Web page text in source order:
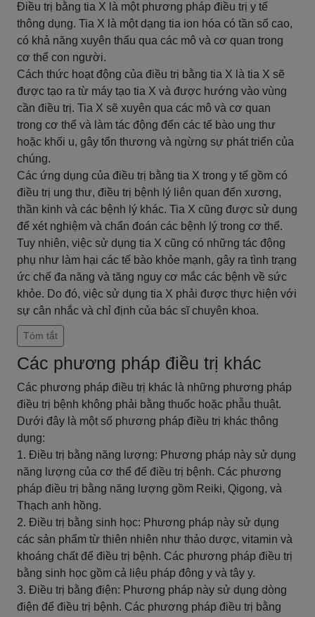
Điều trị bằng tia X là một phương pháp điều trị y tế
thông dụng. Tia X là một dạng tia ion hóa có tần số cao,
có khả năng xuyên thấu qua các mô và cơ quan trong
cơ thể con người.
Cách thức hoạt động của điều trị bằng tia X là tia X sẽ
được tạo ra từ máy tạo tia X và được hướng vào vùng
cần điều trị. Tia X sẽ xuyên qua các mô và cơ quan
trong cơ thể và làm tác động đến các tế bào ung thư
hoặc khối u, gây tổn thương và ngừng sự phát triển của
chúng.
Các ứng dụng của điều trị bằng tia X trong y tế gồm có
điều trị ung thư, điều trị bệnh lý liên quan đến xương,
thần kinh và các bệnh lý khác. Tia X cũng được sử dụng
để xét nghiệm và chẩn đoán các bệnh lý trong cơ thể.
Tuy nhiên, việc sử dụng tia X cũng có những tác động
phụ như làm hại các tế bào khỏe mạnh, gây ra tình trạng
ức chế đa năng và tăng nguy cơ mắc các bệnh về sức
khỏe. Do đó, việc sử dụng tia X phải được thực hiện với
sự cân nhắc và chỉ định của bác sĩ chuyên khoa.
Tóm tắt
Các phương pháp điều trị khác
Các phương pháp điều trị khác là những phương pháp
điều trị bệnh không phải bằng thuốc hoặc phẫu thuật.
Dưới đây là một số phương pháp điều trị khác thông
dụng:
1. Điều trị bằng năng lượng: Phương pháp này sử dụng
năng lượng của cơ thể để điều trị bệnh. Các phương
pháp điều trị bằng năng lượng gồm Reiki, Qigong, và
Thạch anh hồng.
2. Điều trị bằng sinh học: Phương pháp này sử dụng
các sản phẩm từ thiên nhiên như thảo dược, vitamin và
khoáng chất để điều trị bệnh. Các phương pháp điều trị
bằng sinh học gồm cả liệu pháp đông y và tây y.
3. Điều trị bằng điện: Phương pháp này sử dụng dòng
điện để điều trị bệnh. Các phương pháp điều trị bằng